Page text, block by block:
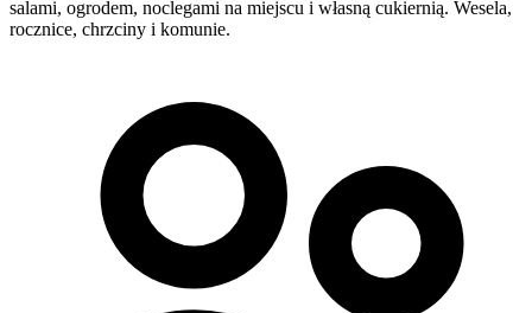
salami, ogrodem, noclegami na miejscu i własną cukiernią. Wesela,
rocznice, chrzciny i komunie.